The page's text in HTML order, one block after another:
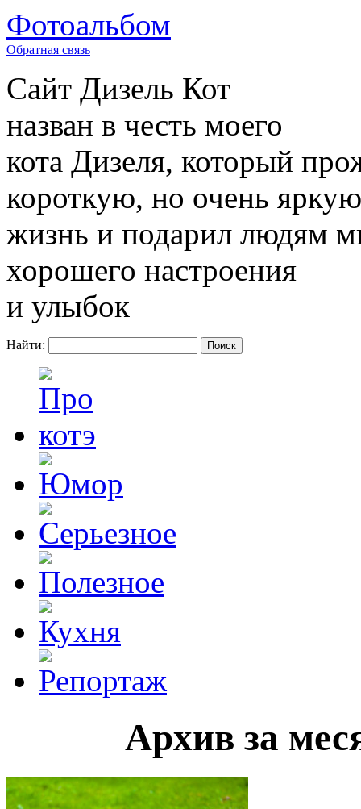
Фотоальбом
Обратная связь
Сайт Дизель Кот
назван в честь моего
кота Дизеля, который
короткую, но очень яркую
жизнь и подарил людям
хорошего настроения
и улыбок
Найти:
Архив за